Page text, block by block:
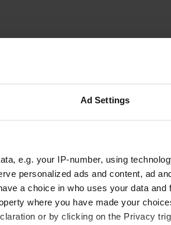
Ad Settings
e.g. your IP-number, using
personalized ads and content, ad
a choice in who uses your data and
where you have made your
or by clicking on the Privacy
de rivier. Gelegen naast een
- waar in de
voor kinderen
en een mooie
is. Gratis parkeren, 24